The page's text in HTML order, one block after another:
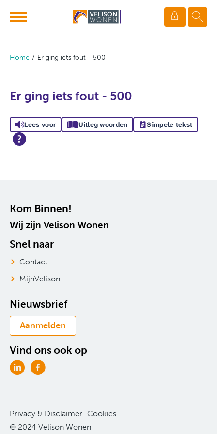
Naar de homepage
Ga naar Hoofd
Home Er ging iets fout - 500
Er ging iets fout - 500
Lees voor Uitleg woorden Simpele tekst
Contactinformatie
Kom Binnen!
Wij zijn Velison Wonen
Snel naar
Contact
MijnVelison
Nieuwsbrief
Aanmelden
Vind ons ook op
© 2024 Velison Wonen
Privacy & Disclaimer Cookies